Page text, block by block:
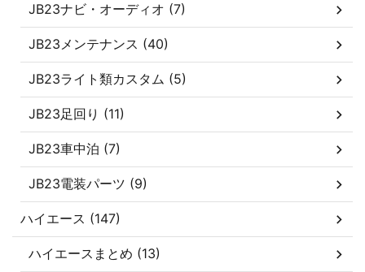
JB23ナビ・オーディオ (7)
JB23メンテナンス (40)
JB23ライト類カスタム (5)
JB23足回り (11)
JB23車中泊 (7)
JB23電装パーツ (9)
ハイエース (147)
ハイエースまとめ (13)